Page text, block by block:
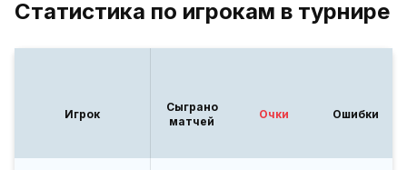
Статистика по игрокам в турнире
Игрок
Сыграно
матчей
Очки Ошибки